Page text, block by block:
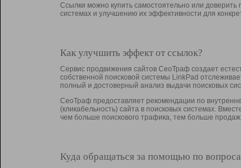
Ссылки можно купить самостоятельно или
системах и улучшению их эффективности для
Как улучшить эффект от ссылок?
Сервис продвижения сайтов СеоТраф создает
собственной поисковой системы LinkPad
полный и достоверный анализ выдачи поисковых
СеоТраф предоставляет рекомендации по
(кликабельность) сайта в поисковых системах.
чем больше поискового трафика, тем больше
Куда обращаться за помощью по